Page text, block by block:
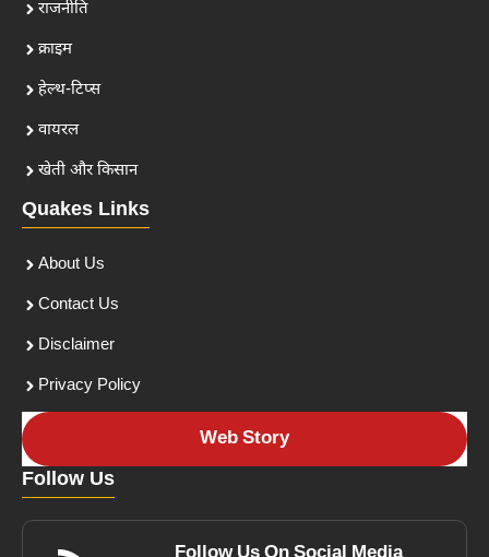
राजनीति
क्राइम
हेल्थ-टिप्स
वायरल
खेती और किसान
Quakes Links
About Us
Contact Us
Disclaimer
Privacy Policy
Web Story
Follow Us